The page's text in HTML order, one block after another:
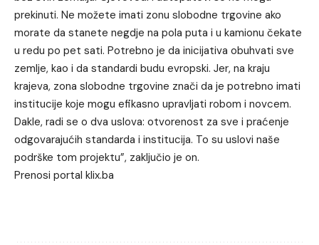
prekinuti. Ne možete imati zonu slobodne trgovine ako
morate da stanete negdje na pola puta i u kamionu čekate
u redu po pet sati. Potrebno je da inicijativa obuhvati sve
zemlje, kao i da standardi budu evropski. Jer, na kraju
krajeva, zona slobodne trgovine znači da je potrebno imati
institucije koje mogu efikasno upravljati robom i novcem.
Dakle, radi se o dva uslova: otvorenost za sve i praćenje
odgovarajućih standarda i institucija. To su uslovi naše
podrške tom projektu”, zaključio je on.
Prenosi portal klix.ba